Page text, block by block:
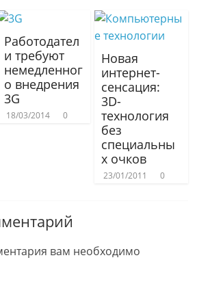
Работодател
и требуют
немедленног
о внедрения
3G
18/03/2014 0
Новая
интернет-
сенсация:
3D-
технология
без
специальны
х очков
23/01/2011 0
вам необходимо